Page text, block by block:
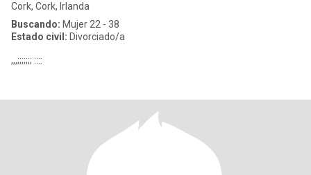
Cork, Cork, Irlanda
Buscando: Mujer 22 - 38
Estado civil: Divorciado/a
,,,;;;;;;; ::::